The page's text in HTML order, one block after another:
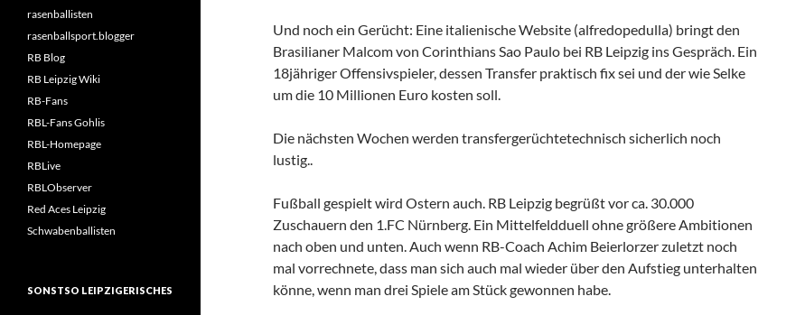
Und noch ein Gerücht: Eine italienische Website (alfredopedulla) bringt den
Brasilianer Malcom von Corinthians Sao Paulo bei RB Leipzig ins Gespräch. Ein
18jähriger Offensivspieler, dessen Transfer praktisch fix sei und der wie Selke
um die 10 Millionen Euro kosten soll.
Die nächsten Wochen werden transfergerüchtetechnisch sicherlich noch
lustig..
Fußball gespielt wird Ostern auch. RB Leipzig begrüßt vor ca. 30.000
Zuschauern den 1.FC Nürnberg. Ein Mittelfeldduell ohne größere Ambitionen
nach oben und unten. Auch wenn RB-Coach Achim Beierlorzer zuletzt noch
mal vorrechnete, dass man sich auch mal wieder über den Aufstieg unterhalten
könne, wenn man drei Spiele am Stück gewonnen habe.
rasenballisten
rasenballsport.blogger
RB Blog
RB Leipzig Wiki
RB-Fans
RBL-Fans Gohlis
RBL-Homepage
RBLive
RBLObserver
Red Aces Leipzig
Schwabenballisten
SONSTSO LEIPZIGERISCHES